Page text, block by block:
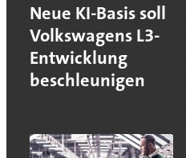
Neue KI-Basis soll
Volkswagens L3-
Entwicklung
beschleunigen